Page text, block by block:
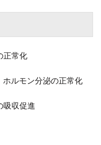
正常化
ルモン分泌の正常化
収促進